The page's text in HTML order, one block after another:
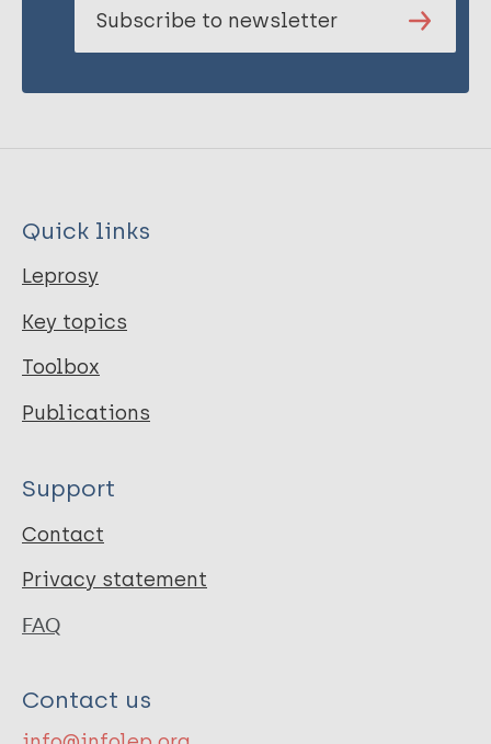
Subscribe to newsletter
Quick links
Leprosy
Key topics
Toolbox
Publications
Support
Contact
Privacy statement
FAQ
Contact us